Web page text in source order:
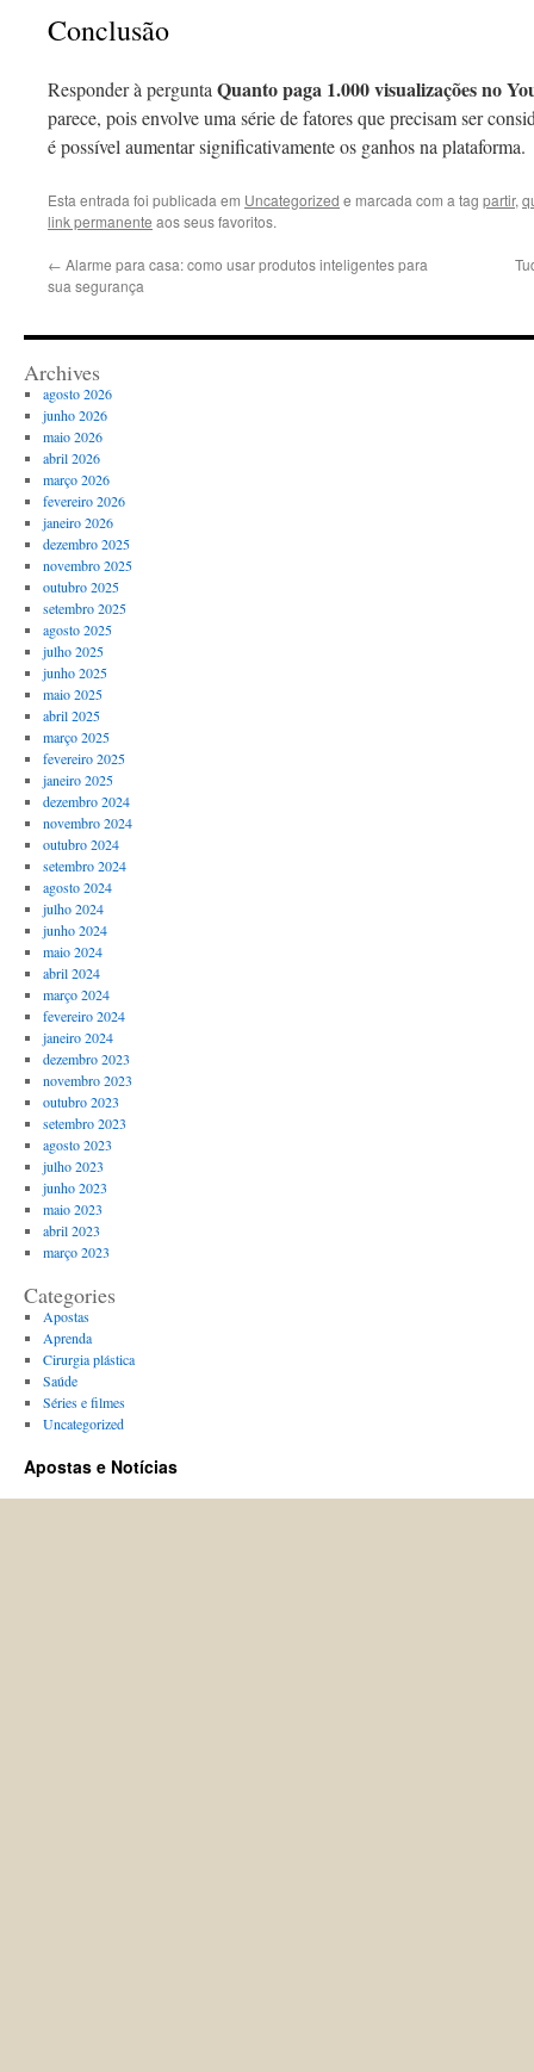
Conclusão
Responder à pergunta Quanto paga 1.000 visualizações no
parece, pois envolve uma série de fatores que precisam ser
é possível aumentar significativamente os ganhos na plataforma.
Esta entrada foi publicada em Uncategorized e marcada com a tag partir,
link permanente aos seus favoritos.
← Alarme para casa: como usar produtos inteligentes para
sua segurança
Archives
agosto 2026
junho 2026
maio 2026
abril 2026
março 2026
fevereiro 2026
janeiro 2026
dezembro 2025
novembro 2025
outubro 2025
setembro 2025
agosto 2025
julho 2025
junho 2025
maio 2025
abril 2025
março 2025
fevereiro 2025
janeiro 2025
dezembro 2024
novembro 2024
outubro 2024
setembro 2024
agosto 2024
julho 2024
junho 2024
maio 2024
abril 2024
março 2024
fevereiro 2024
janeiro 2024
dezembro 2023
novembro 2023
outubro 2023
setembro 2023
agosto 2023
julho 2023
junho 2023
maio 2023
abril 2023
março 2023
Categories
Apostas
Aprenda
Cirurgia plástica
Saúde
Séries e filmes
Uncategorized
Apostas e Notícias